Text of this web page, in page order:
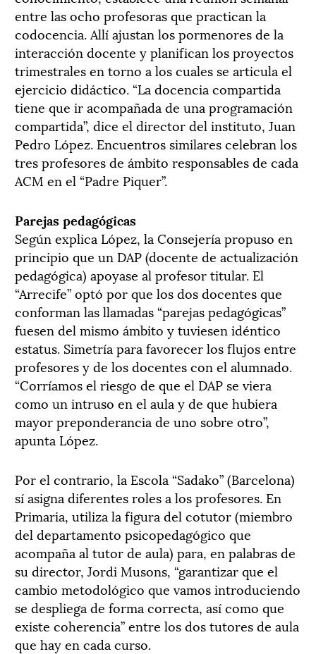
entre las ocho profesoras que practican la
codocencia. Allí ajustan los pormenores de la
interacción docente y planifican los proyectos
trimestrales en torno a los cuales se articula el
ejercicio didáctico. “La docencia compartida
tiene que ir acompañada de una programación
compartida”, dice el director del instituto, Juan
Pedro López. Encuentros similares celebran los
tres profesores de ámbito responsables de cada
ACM en el “Padre Piquer”.
Parejas pedagógicas
Según explica López, la Consejería propuso en
principio que un DAP (docente de actualización
pedagógica) apoyase al profesor titular. El
“Arrecife” optó por que los dos docentes que
conforman las llamadas “parejas pedagógicas”
fuesen del mismo ámbito y tuviesen idéntico
estatus. Simetría para favorecer los flujos entre
profesores y de los docentes con el alumnado.
“Corríamos el riesgo de que el DAP se viera
como un intruso en el aula y de que hubiera
mayor preponderancia de uno sobre otro”,
apunta López.
Por el contrario, la Escola “Sadako” (Barcelona)
sí asigna diferentes roles a los profesores. En
Primaria, utiliza la figura del cotutor (miembro
del departamento psicopedagógico que
acompaña al tutor de aula) para, en palabras de
su director, Jordi Musons, “garantizar que el
cambio metodológico que vamos introduciendo
se despliega de forma correcta, así como que
existe coherencia” entre los dos tutores de aula
que hay en cada curso.